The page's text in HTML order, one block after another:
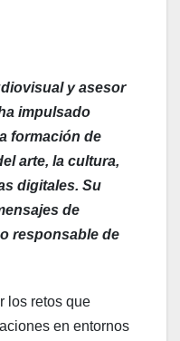
y asesor
impulsado
formación de
arte, la cultura,
digitales. Su
de
responsable de
los retos que
en entornos